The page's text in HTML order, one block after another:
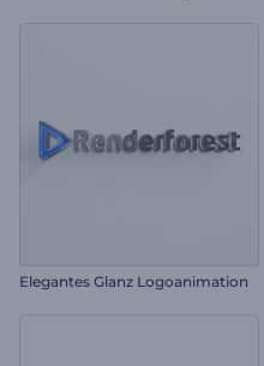
Elegantes Glanz Logoanimation